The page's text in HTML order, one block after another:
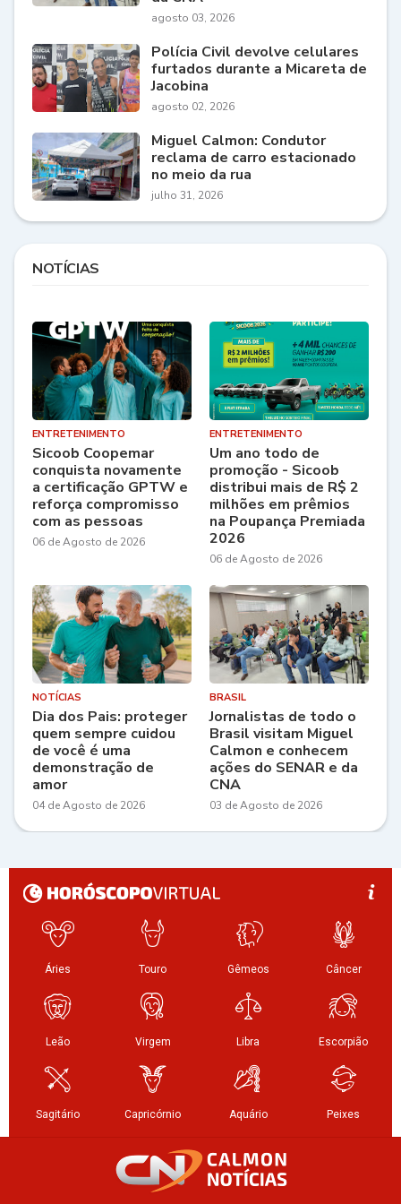
agosto 03, 2026
Polícia Civil devolve celulares
furtados durante a Micareta de
Jacobina
agosto 02, 2026
Miguel Calmon: Condutor
reclama de carro estacionado
no meio da rua
julho 31, 2026
NOTÍCIAS
ENTRETENIMENTO
Sicoob Coopemar
conquista novamente
a certificação GPTW e
reforça compromisso
com as pessoas
06 de Agosto de 2026
ENTRETENIMENTO
Um ano todo de
promoção - Sicoob
distribui mais de R$ 2
milhões em prêmios
na Poupança Premiada
2026
06 de Agosto de 2026
NOTÍCIAS
Dia dos Pais: proteger
quem sempre cuidou
de você é uma
demonstração de
amor
04 de Agosto de 2026
BRASIL
Jornalistas de todo o
Brasil visitam Miguel
Calmon e conhecem
ações do SENAR e da
CNA
03 de Agosto de 2026